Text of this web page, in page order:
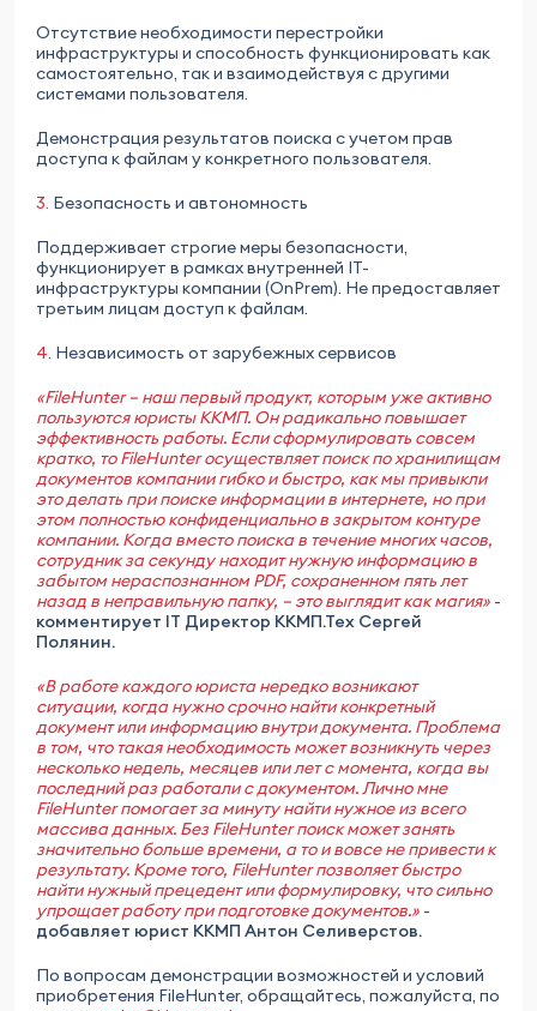
Отсутствие необходимости перестройки
инфраструктуры и способность функционировать как
самостоятельно, так и взаимодействуя с другими
системами пользователя.
Демонстрация результатов поиска с учетом прав
доступа к файлам у конкретного пользователя.
3. Безопасность и автономность
Поддерживает строгие меры безопасности,
функционирует в рамках внутренней IT-
инфраструктуры компании (OnPrem). Не предоставляет
третьим лицам доступ к файлам.
4. Независимость от зарубежных сервисов
«FileHunter – наш первый продукт, которым уже активно
пользуются юристы ККМП. Он радикально повышает
эффективность работы. Если сформулировать совсем
кратко, то FileHunter осуществляет поиск по хранилищам
документов компании гибко и быстро, как мы привыкли
это делать при поиске информации в интернете, но при
этом полностью конфиденциально в закрытом контуре
компании. Когда вместо поиска в течение многих часов,
сотрудник за секунду находит нужную информацию в
забытом нераспознанном PDF, сохраненном пять лет
назад в неправильную папку, – это выглядит как магия» -
комментирует IT Директор ККМП.Тех Сергей
Полянин.
«В работе каждого юриста нередко возникают
ситуации, когда нужно срочно найти конкретный
документ или информацию внутри документа. Проблема
в том, что такая необходимость может возникнуть через
несколько недель, месяцев или лет с момента, когда вы
последний раз работали с документом. Лично мне
FileHunter помогает за минуту найти нужное из всего
массива данных. Без FileHunter поиск может занять
значительно больше времени, а то и вовсе не привести к
результату. Кроме того, FileHunter позволяет быстро
найти нужный прецедент или формулировку, что сильно
упрощает работу при подготовке документов.» -
добавляет юрист ККМП Антон Селиверстов.
По вопросам демонстрации возможностей и условий
приобретения FileHunter, обращайтесь, пожалуйста, по